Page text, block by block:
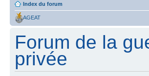
Index du forum
AGEAT
Forum de la
privée